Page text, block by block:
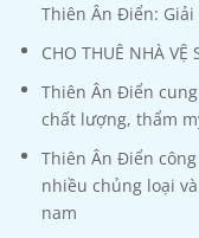
Thiên Ân Điển: Giải
CHO THUÊ NHÀ VỆ
Thiên Ân Điển
chất lượng, thẩm
Thiên Ân Điển
nhiều chủng loại
nam